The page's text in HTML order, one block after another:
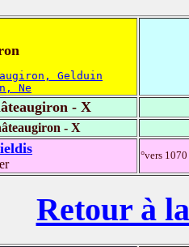
Gelduin
Ne
- X
- X
°vers
Retour à